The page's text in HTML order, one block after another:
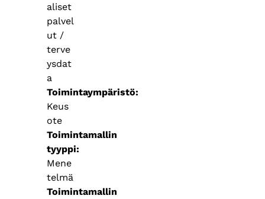
aliset
palvel
ut /
terve
ysdat
a
Toimintaympäristö
Keus
ote
Toimintamallin
tyyppi
Mene
telmä
Toimintamallin